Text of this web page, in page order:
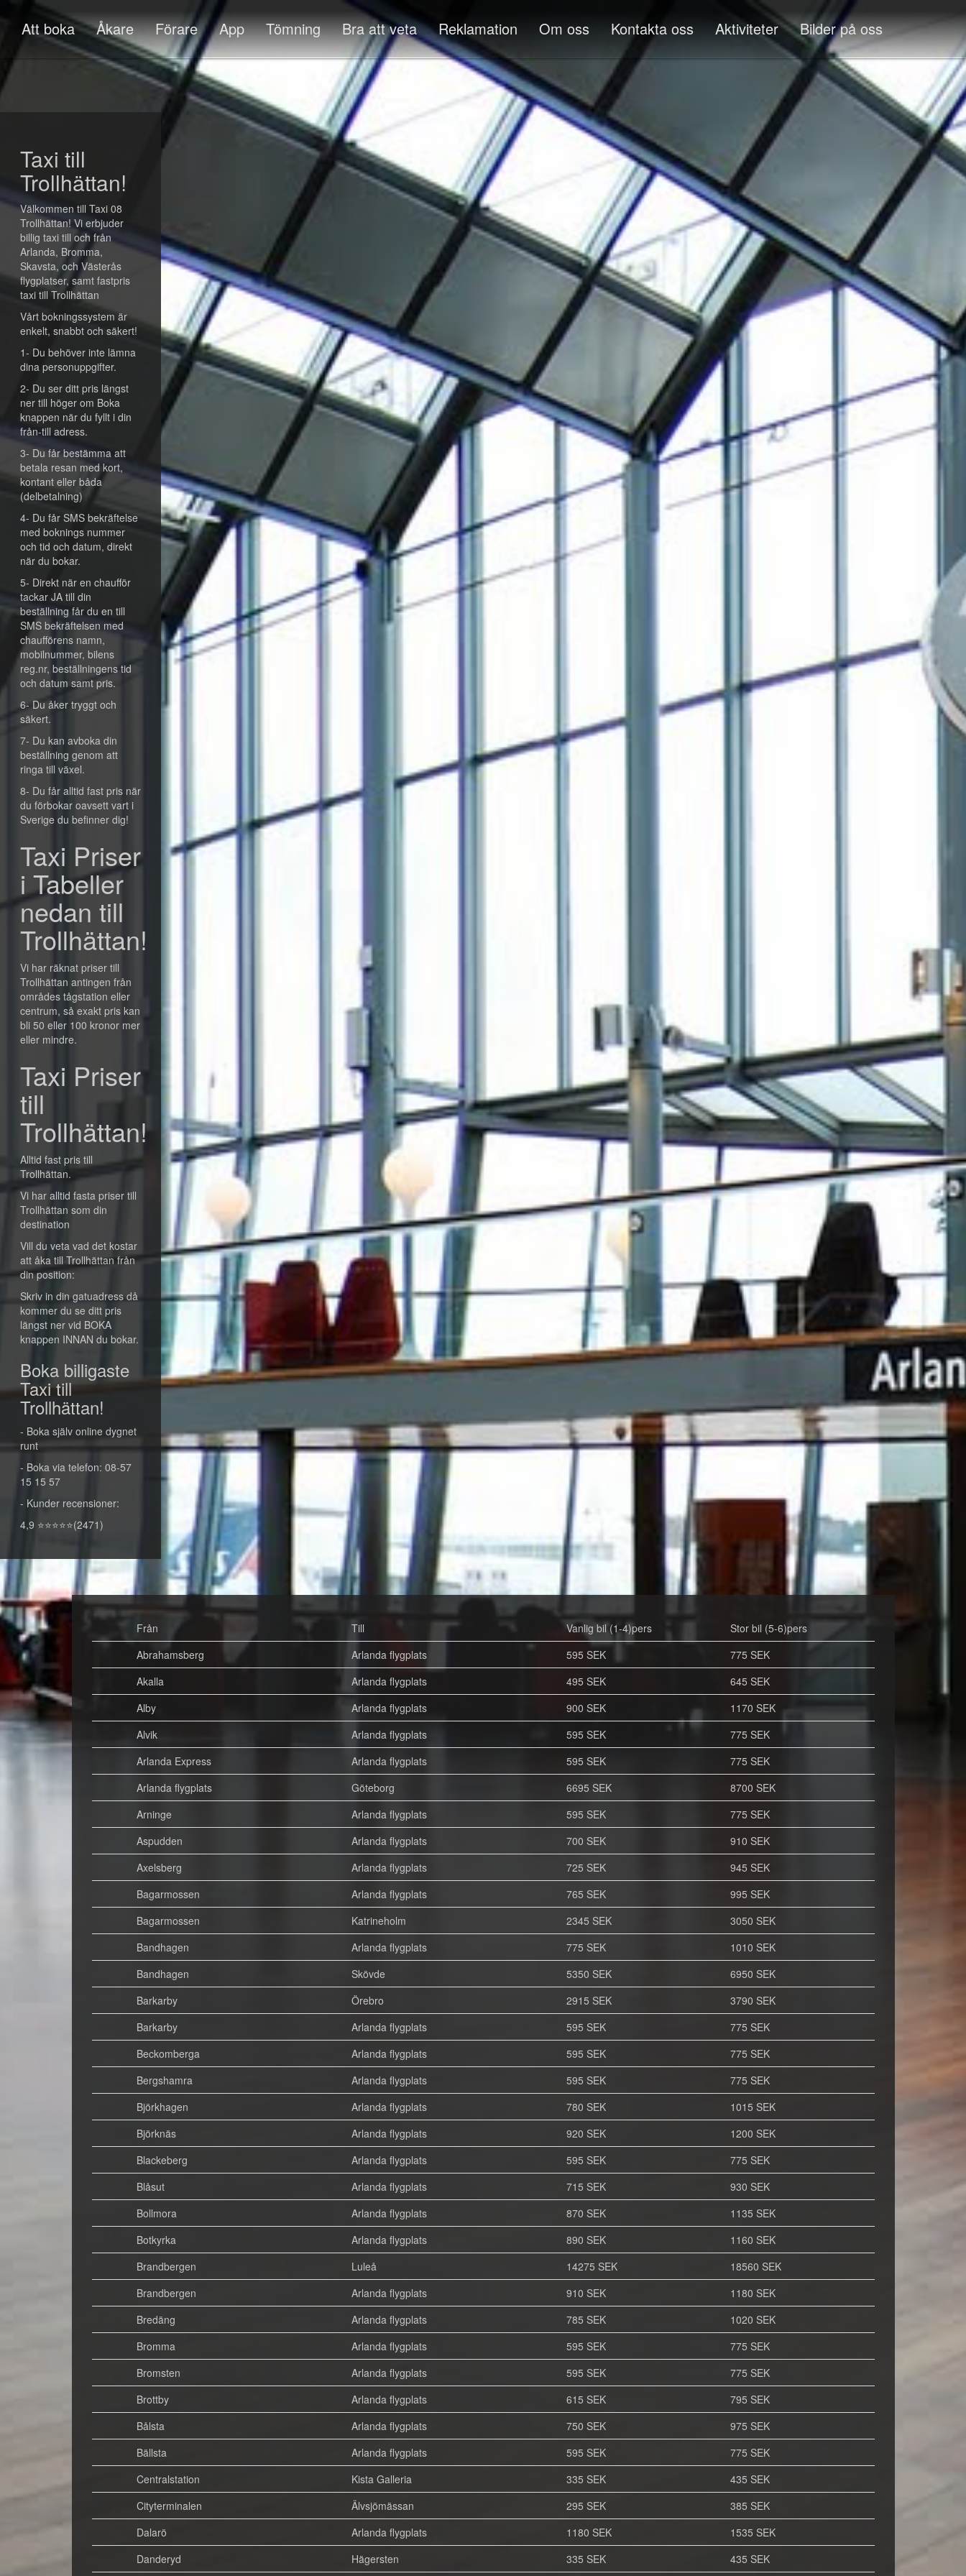
Att boka Åkare Förare App Tömning Bra att veta Reklamation Om oss Kontakta oss Aktiviteter Bilder på oss
Taxi till
Trollhättan!
Välkommen till Taxi 08
Trollhättan! Vi erbjuder
billig taxi till och från
Arlanda, Bromma,
Skavsta, och Västerås
flygplatser, samt fastpris
taxi till Trollhättan
Vårt bokningssystem är
enkelt, snabbt och säkert!
1- Du behöver inte lämna
dina personuppgifter.
2- Du ser ditt pris längst
ner till höger om Boka
knappen när du fyllt i din
från-till adress.
3- Du får bestämma att
betala resan med kort,
kontant eller båda
(delbetalning)
4- Du får SMS bekräftelse
med boknings nummer
och tid och datum, direkt
när du bokar.
5- Direkt när en chaufför
tackar JA till din
beställning får du en till
SMS bekräftelsen med
chaufförens namn,
mobilnummer, bilens
reg.nr, beställningens tid
och datum samt pris.
6- Du åker tryggt och
säkert.
7- Du kan avboka din
beställning genom att
ringa till växel.
8- Du får alltid fast pris när
du förbokar oavsett vart i
Sverige du befinner dig!
Taxi Priser
i Tabeller
nedan till
Trollhättan!
Vi har räknat priser till
Trollhättan antingen från
områdes tågstation eller
centrum, så exakt pris kan
bli 50 eller 100 kronor mer
eller mindre.
Taxi Priser
till
Trollhättan!
Alltid fast pris till
Trollhättan.
Vi har alltid fasta priser till
Trollhättan som din
destination
Vill du veta vad det kostar
att åka till Trollhättan från
din position:
Skriv in din gatuadress då
kommer du se ditt pris
längst ner vid BOKA
knappen INNAN du bokar.
Boka billigaste
Taxi till
Trollhättan!
- Boka själv online dygnet
runt
- Boka via telefon: 08-57
15 15 57
- Kunder recensioner:
4,9 ⭐⭐⭐⭐⭐(2471)
Från Till Vanlig bil (1-4)pers
Stor bil (5-6)pers
Abrahamsberg
Arlanda flygplats 595 SEK
775 SEK
Akalla
Arlanda flygplats 495 SEK
645 SEK
Alby
Arlanda flygplats 900 SEK
1170 SEK
Alvik
Arlanda flygplats 595 SEK
775 SEK
Arlanda Express
Arlanda flygplats 595 SEK
775 SEK
Arlanda flygplats
Göteborg 6695 SEK
8700 SEK
Arninge
Arlanda flygplats 595 SEK
775 SEK
Aspudden
Arlanda flygplats 700 SEK
910 SEK
Axelsberg
Arlanda flygplats 725 SEK
945 SEK
Bagarmossen
Arlanda flygplats 765 SEK
995 SEK
Bagarmossen
Katrineholm 2345 SEK
3050 SEK
Bandhagen
Arlanda flygplats 775 SEK
1010 SEK
Bandhagen
Skövde 5350 SEK
6950 SEK
Barkarby
Örebro 2915 SEK
3790 SEK
Barkarby
Arlanda flygplats 595 SEK
775 SEK
Beckomberga
Arlanda flygplats 595 SEK
775 SEK
Bergshamra
Arlanda flygplats 595 SEK
775 SEK
Björkhagen
Arlanda flygplats 780 SEK
1015 SEK
Björknäs
Arlanda flygplats 920 SEK
1200 SEK
Blackeberg
Arlanda flygplats 595 SEK
775 SEK
Blåsut
Arlanda flygplats 715 SEK
930 SEK
Bollmora
Arlanda flygplats 870 SEK
1135 SEK
Botkyrka
Arlanda flygplats 890 SEK
1160 SEK
Brandbergen
Luleå 14275 SEK
18560 SEK
Brandbergen
Arlanda flygplats 910 SEK
1180 SEK
Bredäng
Arlanda flygplats 785 SEK
1020 SEK
Bromma
Arlanda flygplats 595 SEK
775 SEK
Bromsten
Arlanda flygplats 595 SEK
775 SEK
Brottby
Arlanda flygplats 615 SEK
795 SEK
Bålsta
Arlanda flygplats 750 SEK
975 SEK
Bällsta
Arlanda flygplats 595 SEK
775 SEK
Centralstation
Kista Galleria 335 SEK
435 SEK
Cityterminalen
Älvsjömässan 295 SEK
385 SEK
Dalarö
Arlanda flygplats 1180 SEK
1535 SEK
Danderyd
Hägersten 335 SEK 435 SEK